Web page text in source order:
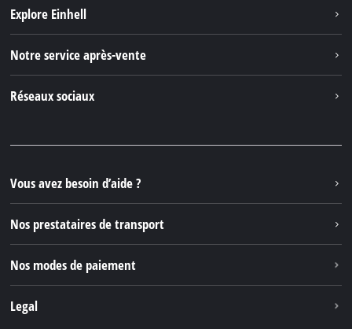
Explore Einhell
Einhell Germany AG
Notre service après-vente
Réseaux sociaux
Instagram
TikTok
Pinterest
Vous avez besoin d’aide ?
Nos prestataires de transport
Nos modes de paiement
Legal